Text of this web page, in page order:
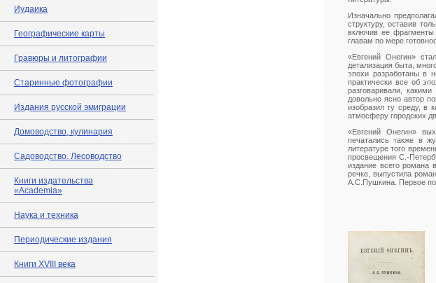
Иудаика
Географические карты
Гравюры и литографии
Старинные фотографии
Издания русской эмиграции
Домоводство, кулинария
Садоводство. Лесоводство
Книги издательства
«Academia»
Наука и техника
Периодические издания
Книги XVIII века
Изначально
структуру, оставив
включив ее фрагменты
главам по мере
«Евгений Онегин»
детализация быта,
эпохи разработаны в
практически все об
разговаривали,
довольно ясно автор
изобразил ту среду, в
атмосферу городских
«Евгений Онегин»
печатались также в
литературе того
просвещения С.-
издание всего романа
речке, выпустила
А.С.Пушкина. Первое